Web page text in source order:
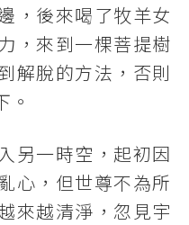
，後來喝了牧羊女
，來到一棵菩提樹
解脫的方法，否則
。
另一時空，起初因
心，但世尊不為所
來越清淨，忽見宇